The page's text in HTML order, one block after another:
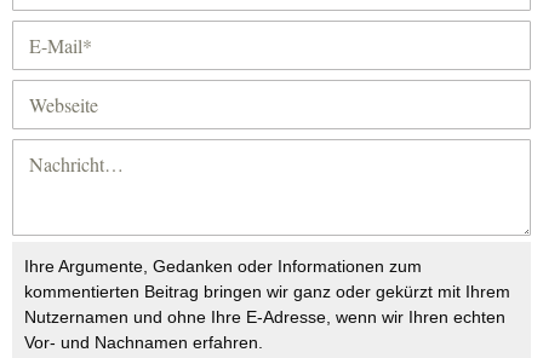
Ihre Argumente, Gedanken oder Informationen zum
kommentierten Beitrag bringen wir ganz oder gekürzt mit Ihrem
Nutzernamen und ohne Ihre E-Adresse, wenn wir Ihren echten
Vor- und Nachnamen erfahren.